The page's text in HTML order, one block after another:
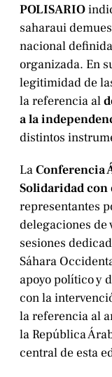
POLISARIO
saharaui
nacional
organizada. En
legitimidad de
la referencia al
a la
distintos
LaConferencia
Solidaridad con
representantes
delegaciones
sesiones
Sáhara
apoyo político y
con la
la referencia al
la República
central de esta